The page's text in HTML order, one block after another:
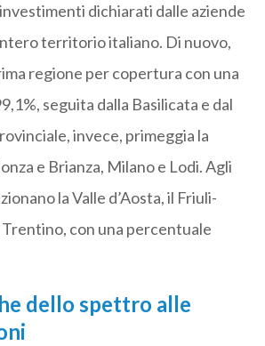
dichiarati dalle aziende
territorio italiano. Di nuovo,
regione per copertura con una
seguita dalla Basilicata e dal
invece, primeggia la
e Brianza, Milano e Lodi. Agli
la Valle d’Aosta, il Friuli-
Trentino, con una percentuale
dello spettro alle